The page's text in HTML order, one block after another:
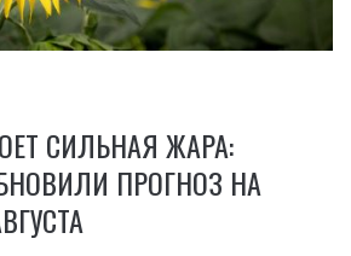
СИЛЬНАЯ ЖАРА:
ПРОГНОЗ НА